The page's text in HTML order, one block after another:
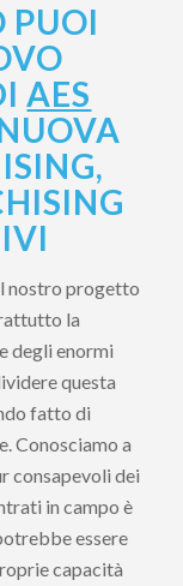
PUOI
AES
nostro progetto
la
degli enormi
questa
fatto di
Conosciamo a
consapevoli dei
in campo è
essere
capacità